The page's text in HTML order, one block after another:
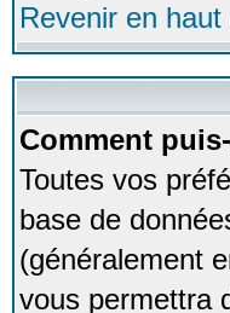
Revenir en
Comment
Toutes vos
base de
(généralement
vous permettra